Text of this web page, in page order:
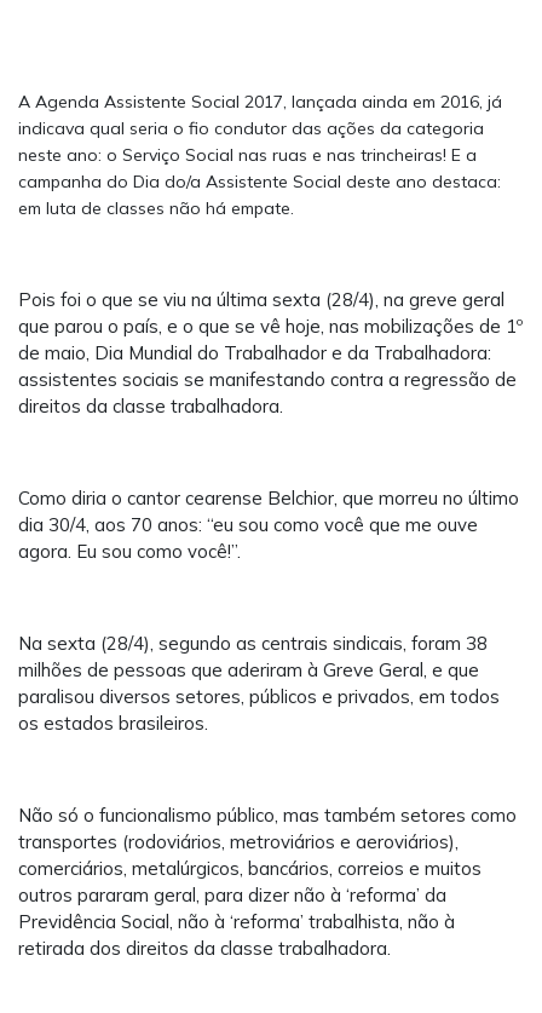
A Agenda Assistente Social 2017, lançada ainda em 2016, já
indicava qual seria o fio condutor das ações da categoria
neste ano: o Serviço Social nas ruas e nas trincheiras! E a
campanha do Dia do/a Assistente Social deste ano destaca:
em luta de classes não há empate.
Pois foi o que se viu na última sexta (28/4), na greve geral
que parou o país, e o que se vê hoje, nas mobilizações de 1º
de maio, Dia Mundial do Trabalhador e da Trabalhadora:
assistentes sociais se manifestando contra a regressão de
direitos da classe trabalhadora.
Como diria o cantor cearense Belchior, que morreu no último
dia 30/4, aos 70 anos: “eu sou como você que me ouve
agora. Eu sou como você!”.
Na sexta (28/4), segundo as centrais sindicais, foram 38
milhões de pessoas que aderiram à Greve Geral, e que
paralisou diversos setores, públicos e privados, em todos
os estados brasileiros.
Não só o funcionalismo público, mas também setores como
transportes (rodoviários, metroviários e aeroviários),
comerciários, metalúrgicos, bancários, correios e muitos
outros pararam geral, para dizer não à ‘reforma’ da
Previdência Social, não à ‘reforma’ trabalhista, não à
retirada dos direitos da classe trabalhadora.